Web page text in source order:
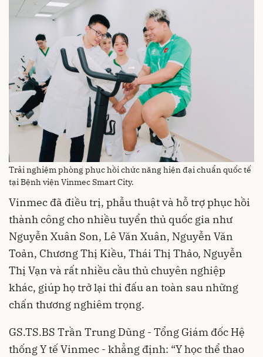
Trải nghiệm phòng phục hồi chức năng hiện đại chuẩn quốc tế
tại Bệnh viện Vinmec Smart City.
Vinmec đã điều trị, phẫu thuật và hỗ trợ phục hồi
thành công cho nhiều tuyển thủ quốc gia như
Nguyễn Xuân Son, Lê Văn Xuân, Nguyễn Văn
Toản, Chương Thị Kiều, Thái Thị Thảo, Nguyễn
Thị Vạn và rất nhiều cầu thủ chuyên nghiệp
khác, giúp họ trở lại thi đấu an toàn sau những
chấn thương nghiêm trọng.
GS.TS.BS Trần Trung Dũng - Tổng Giám đốc Hệ
thống Y tế Vinmec - khẳng định: “Y học thể thao